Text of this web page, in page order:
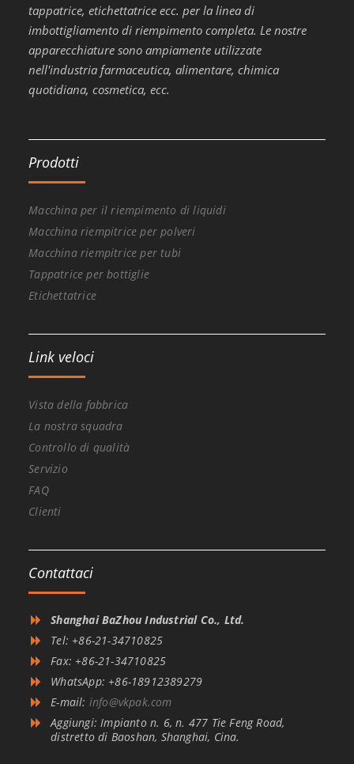
tappatrice, etichettatrice ecc. per la linea di
imbottigliamento di riempimento completa. Le nostre
apparecchiature sono ampiamente utilizzate
nell'industria farmaceutica, alimentare, chimica
quotidiana, cosmetica, ecc.
Prodotti
Macchina per il riempimento di liquidi
Macchina riempitrice per polveri
Macchina riempitrice per tubi
Tappatrice per bottiglie
Etichettatrice
Link veloci
Vista della fabbrica
La nostra squadra
Controllo di qualità
Servizio
FAQ
Clienti
Contattaci
Shanghai BaZhou Industrial Co., Ltd.
Tel: +86-21-34710825
Fax: +86-21-34710825
WhatsApp: +86-18912389279
E-mail: info@vkpak.com
Aggiungi: Impianto n. 6, n. 477 Tie Feng Road,
distretto di Baoshan, Shanghai, Cina.